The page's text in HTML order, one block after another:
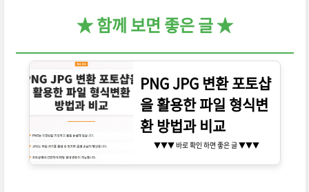
★ 함께 보면 좋은 글 ★
PNG JPG 변환 포토샵
을 활용한 파일 형식변
환 방법과 비교
▼▼▼ 바로 확인 하면 좋은 글 ▼▼▼